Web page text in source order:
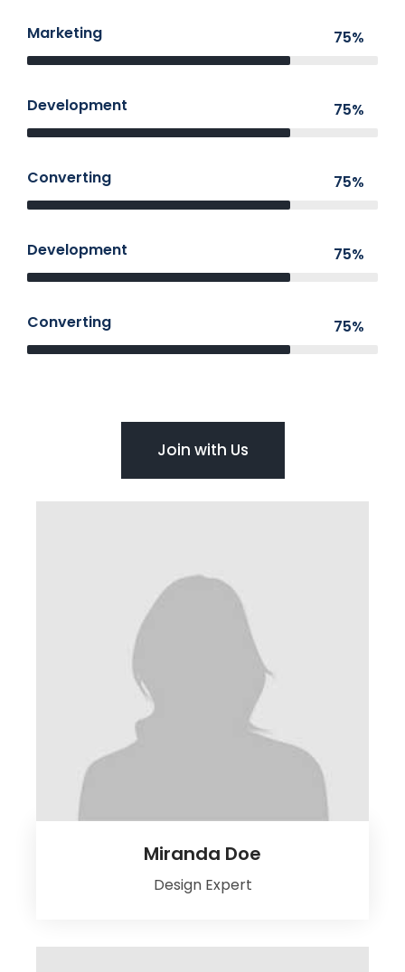
Marketing 75%
Development 75%
Converting 75%
Development 75%
Converting 75%
Join with Us
Miranda Doe
Design Expert